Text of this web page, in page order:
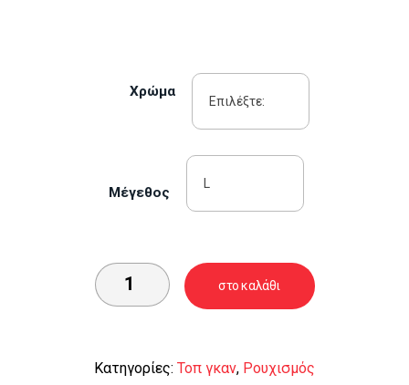
Χρώμα
Μέγεθος
στο καλάθι
Κατηγορίες: Τοπ γκαν, Ρουχισμός